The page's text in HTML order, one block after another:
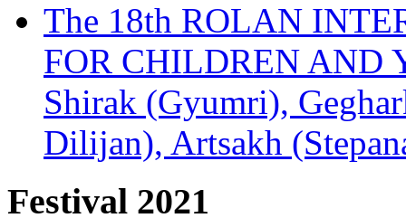
The 18th ROLAN
FOR CHILDREN AND
Shirak (Gyumri),
Dilijan), Artsakh
Festival 2021